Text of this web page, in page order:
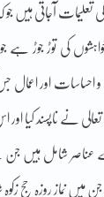
تعلیمات آجاتی ہیں جو
کی توڑ جوڑ ہے
اور اعمال جس
نے ناپسند کیا اور
شامل ہیں جن سے
میں نماز روزہ حج